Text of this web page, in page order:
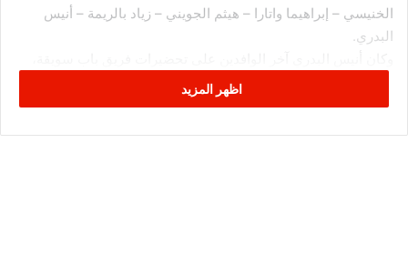
الخنيسي – إبراهيما واتارا – هيثم الجويني – زياد بالريمة – أنيس
البدري.
بعد أن منحه الجهاز الفني، راحة استثنائية بعد مشاركته مع منتخب
تونس في بطولة أمم أفريقيا فيما تواصل غياب يوسف البلايلي..
اظهر المزيد